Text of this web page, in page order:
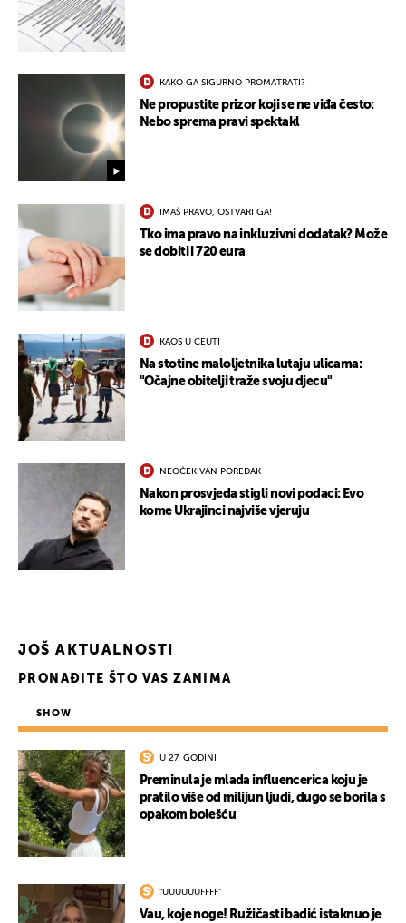
KAKO GA SIGURNO PROMATRATI?
Ne propustite prizor koji se ne viđa često:
Nebo sprema pravi spektakl
IMAŠ PRAVO, OSTVARI GA!
Tko ima pravo na inkluzivni dodatak? Može
se dobiti i 720 eura
KAOS U CEUTI
Na stotine maloljetnika lutaju ulicama:
"Očajne obitelji traže svoju djecu"
NEOČEKIVAN POREDAK
Nakon prosvjeda stigli novi podaci: Evo
kome Ukrajinci najviše vjeruju
JOŠ AKTUALNOSTI
PRONAĐITE ŠTO VAS ZANIMA
SHOW
U 27. GODINI
Preminula je mlada influencerica koju je
pratilo više od milijun ljudi, dugo se borila s
opakom bolešću
"UUUUUUFFFF"
Vau, koje noge! Ružičasti badić istaknuo je
UKLJUČITE NOTIFIKACIJE